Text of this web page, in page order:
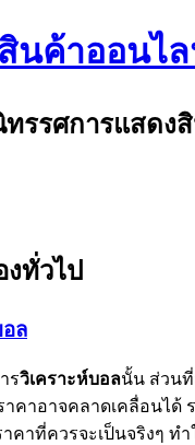
นค้าออนไ
รรศการแสดง
งทั่วไป
ล
รวิเคราะห์บอลนั้น ส่วนที่
คาอาจคลาดเคลื่อนได้
คาที่ควรจะเป็นจริงๆ